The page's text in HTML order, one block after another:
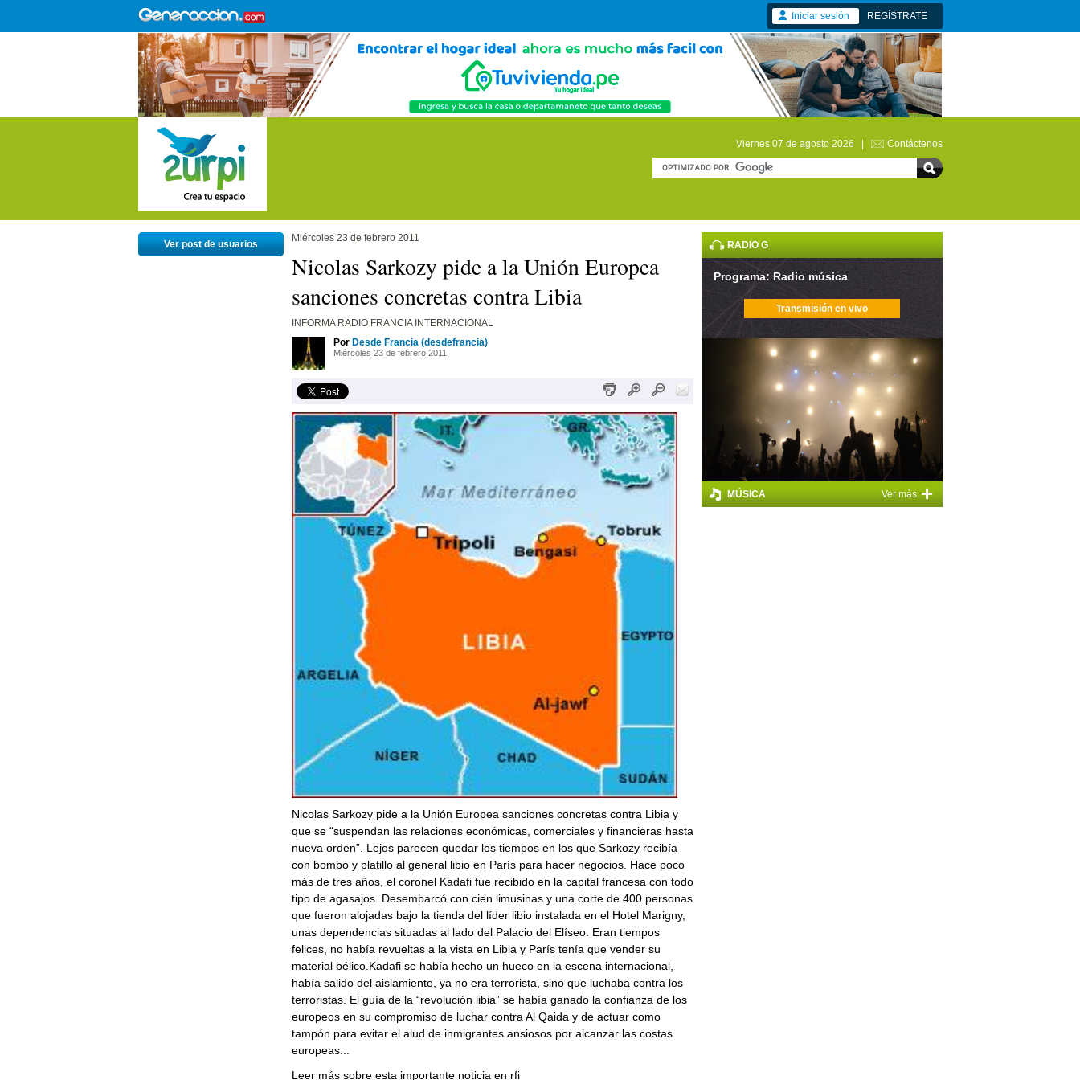
Iniciar sesión REGÍSTRATE
Viernes 07 de agosto 2026 | Contáctenos
Ver post de usuarios
Miércoles 23 de febrero 2011
Nicolas Sarkozy pide a la Unión Europea
sanciones concretas contra Libia
INFORMA RADIO FRANCIA INTERNACIONAL
Por Desde Francia (desdefrancia)
Miércoles 23 de febrero 2011
Nicolas Sarkozy pide a la Unión Europea sanciones concretas contra Libia y
que se “suspendan las relaciones económicas, comerciales y financieras hasta
nueva orden”. Lejos parecen quedar los tiempos en los que Sarkozy recibía
con bombo y platillo al general libio en París para hacer negocios. Hace poco
más de tres años, el coronel Kadafi fue recibido en la capital francesa con todo
tipo de agasajos. Desembarcó con cien limusinas y una corte de 400 personas
que fueron alojadas bajo la tienda del líder libio instalada en el Hotel Marigny,
unas dependencias situadas al lado del Palacio del Elíseo. Eran tiempos
felices, no había revueltas a la vista en Libia y París tenía que vender su
material bélico.Kadafi se había hecho un hueco en la escena internacional,
había salido del aislamiento, ya no era terrorista, sino que luchaba contra los
terroristas. El guía de la “revolución libia” se había ganado la confianza de los
europeos en su compromiso de luchar contra Al Qaida y de actuar como
tampón para evitar el alud de inmigrantes ansiosos por alcanzar las costas
europeas...
Leer más sobre esta importante noticia en rfi
RADIO G
Programa: Radio música
Transmisión en vivo
Ver más +
MÚSICA